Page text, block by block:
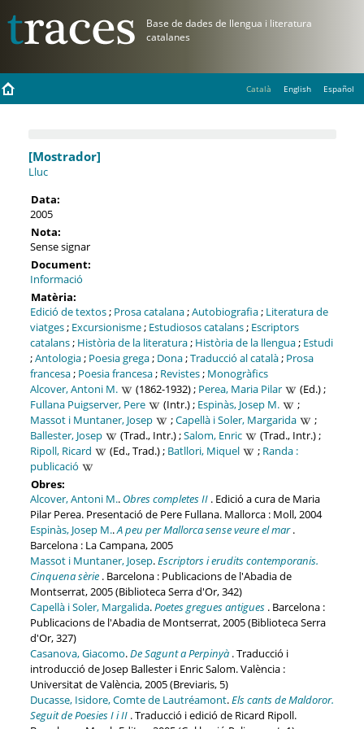
Català English Español
[Mostrador]
Lluc
Data:
2005
Nota:
Sense signar
Document:
Informació
Matèria:
Edició de textos; Prosa catalana;Autobiografia; Literatura de
viatges; Excursionisme; Estudiosos catalans; Escriptors
catalans; Història de la literatura; Història de la llengua; Estudi
;Antologia; Poesia grega; Dona;Traducció al català; Prosa
francesa; Poesia francesa; Revistes; Monogràfics
Alcover, Antoni M.
(1862-1932) ; Perea, Maria Pilar
(Ed.) ;
Fullana Puigserver, Pere
(Intr.) ; Espinàs, Josep M.
;
Massot i Muntaner, Josep
;Capellà i Soler, Margarida
;
Ballester, Josep
(Trad., Intr.) ;Salom, Enric
(Trad., Intr.) ;
Ripoll, Ricard
(Ed., Trad.) ; Batllori, Miquel ; Randa :
publicació
Obres:
Alcover, Antoni M.. Obres completes II. Edició a cura de Maria
Pilar Perea. Presentació de Pere Fullana. Mallorca : Moll, 2004
Espinàs, Josep M..A peu per Mallorca sense veure el mar.
Barcelona : La Campana, 2005
Massot i Muntaner, Josep.Escriptors i erudits contemporanis.
Cinquena sèrie. Barcelona : Publicacions de l'Abadia de
Montserrat, 2005 (Biblioteca Serra d'Or, 342)
Capellà i Soler, Margalida.Poetes gregues antigues. Barcelona :
Publicacions de l'Abadia de Montserrat, 2005 (Biblioteca Serra
d'Or, 327)
Casanova, Giacomo.De Sagunt a Perpinyà. Traducció i
introducció de Josep Ballester i Enric Salom. València :
Universitat de València, 2005 (Breviaris, 5)
Ducasse, Isidore, Comte de Lautréamont.Els cants de Maldoror.
Seguit de Poesies I i II. Traducció i edició de Ricard Ripoll.